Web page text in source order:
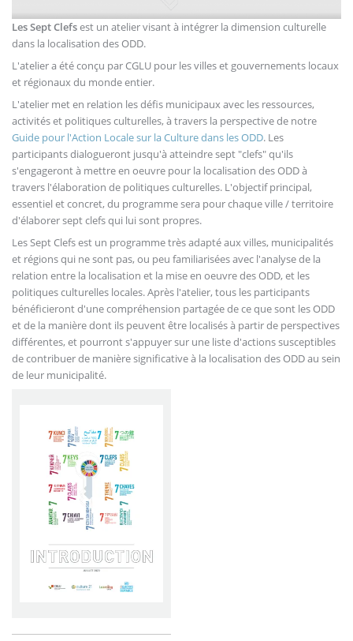
Les Sept Clefsest un atelier visant à intégrer la dimension culturelle
dans la localisation des ODD.
L'atelier a été conçu par CGLU pour les villes et gouvernements locaux
et régionaux du monde entier.
L'atelier met en relation les défis municipaux avec les ressources,
activités et politiques culturelles, à travers la perspective de notre
Guide pour l'Action Locale sur la Culture dans les ODD. Les
participants dialogueront jusqu'à atteindre sept "clefs" qu'ils
s'engageront à mettre en oeuvre pour la localisation des ODD à
travers l'élaboration de politiques culturelles. L'objectif principal,
essentiel et concret, du programme sera pour chaque ville / territoire
d'élaborer sept clefs qui lui sont propres.
Les Sept Clefs est un programme très adapté aux villes, municipalités
et régions qui ne sont pas, ou peu familiarisées avec l'analyse de la
relation entre la localisation et la mise en oeuvre des ODD, et les
politiques culturelles locales. Après l'atelier, tous les participants
bénéficieront d'une compréhension partagée de ce que sont les ODD
et de la manière dont ils peuvent être localisés à partir de perspectives
différentes, et pourront s'appuyer sur une liste d'actions susceptibles
de contribuer de manière significative à la localisation des ODD au sein
de leur municipalité.